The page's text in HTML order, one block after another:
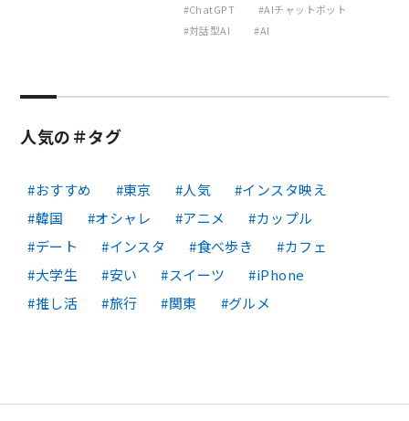
ChatGPT
AIチャットボット
対話型AI
AI
人気の＃タグ
おすすめ 東京 人気
インスタ映え
韓国
オシャレ アニメ
カップル
デート
インスタ 食べ歩き
カフェ
大学生
安い スイーツ
iPhone
推し活
旅行 関東 グルメ